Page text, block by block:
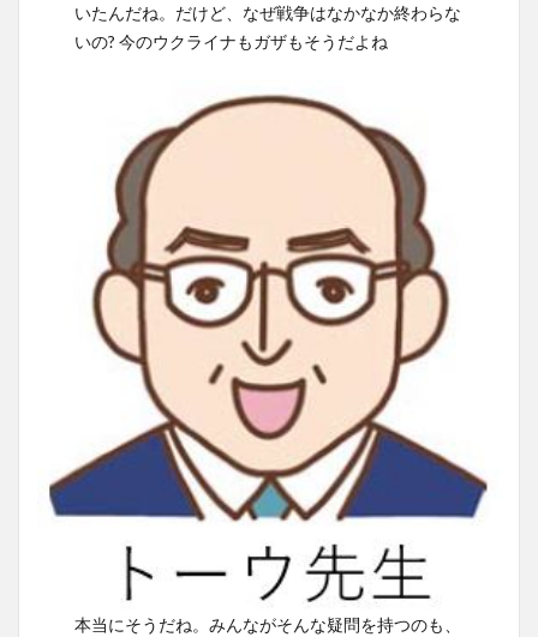
いたんだね。だけど、なぜ戦争はなかなか終わらな
いの? 今のウクライナもガザもそうだよね
本当にそうだね。みんながそんな疑問を持つのも、